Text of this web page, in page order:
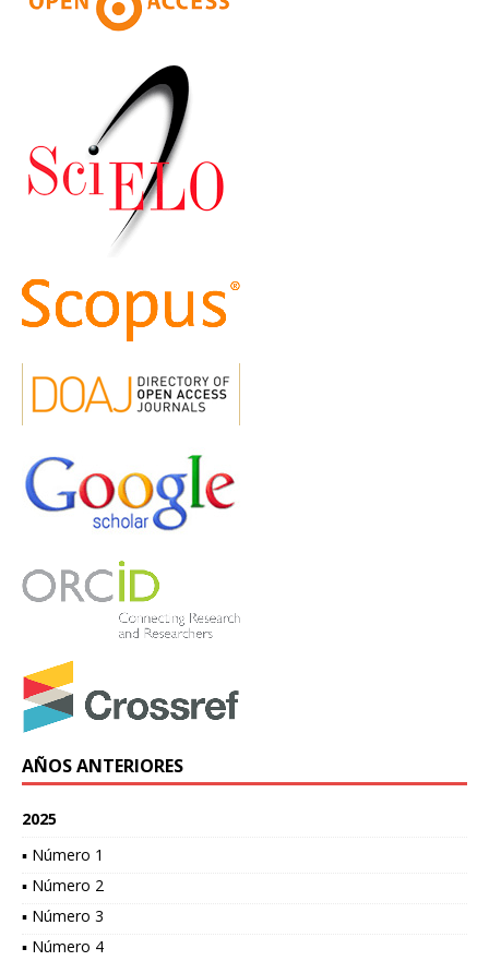
AÑOS ANTERIORES
2025
▪ Número 1
▪ Número 2
▪ Número 3
▪ Número 4